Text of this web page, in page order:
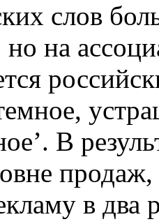
слов
но на
В
в